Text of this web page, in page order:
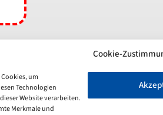
Cookie-
um
Technologien
Website verarbeiten.
Merkmale und